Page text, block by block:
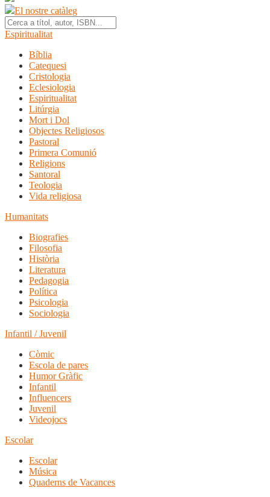
El nostre catàleg
Espiritualitat
Bíblia
Catequesi
Cristologia
Eclesiologia
Espiritualitat
Litúrgia
Mort i Dol
Objectes Religiosos
Pastoral
Primera Comunió
Religions
Santoral
Teologia
Vida religiosa
Humanitats
Biografies
Filosofia
Història
Literatura
Pedagogia
Política
Psicologia
Sociologia
Infantil / Juvenil
Còmic
Escola de pares
Humor Gràfic
Infantil
Influencers
Juvenil
Videojocs
Escolar
Escolar
Música
Quaderns de Vacances